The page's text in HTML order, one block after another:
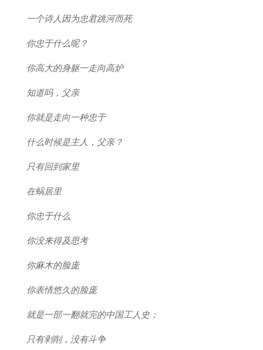
一个诗人因为忠君跳河而死
你忠于什么呢？
你高大的身躯一走向高炉
知道吗，父亲
你就是走向一种忠于
什么时候是主人，父亲？
只有回到家里
在蜗居里
你忠于什么
你没来得及思考
你麻木的脸庞
你表情悠久的脸庞
就是一部一翻就完的中国工人史：
只有剥削，没有斗争